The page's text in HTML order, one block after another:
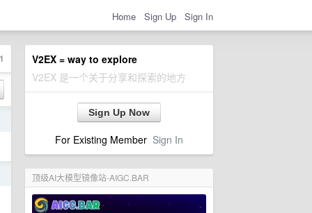
Home Sign Up Sign In
V2EX = way to explore
V2EX 是一个关于分享和探索的地方
Sign Up Now
For Existing Member Sign In
顶级AI大模型镜像站-AIGC.BAR